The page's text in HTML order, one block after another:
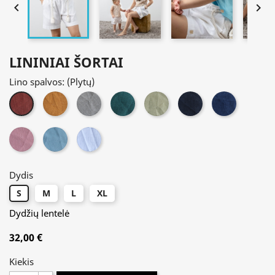
 
LININIAI ŠORTAI
Lino spalvos: (Plytų)
Plytų GarstyčiųLino
Tamsiai
žalia
Žaliosios
arbatos
Juoda Mėlyna
Rožinė Žalsva Balta
Dydis
S M L XL
Dydžių lentelė
32,00 €
Kiekis